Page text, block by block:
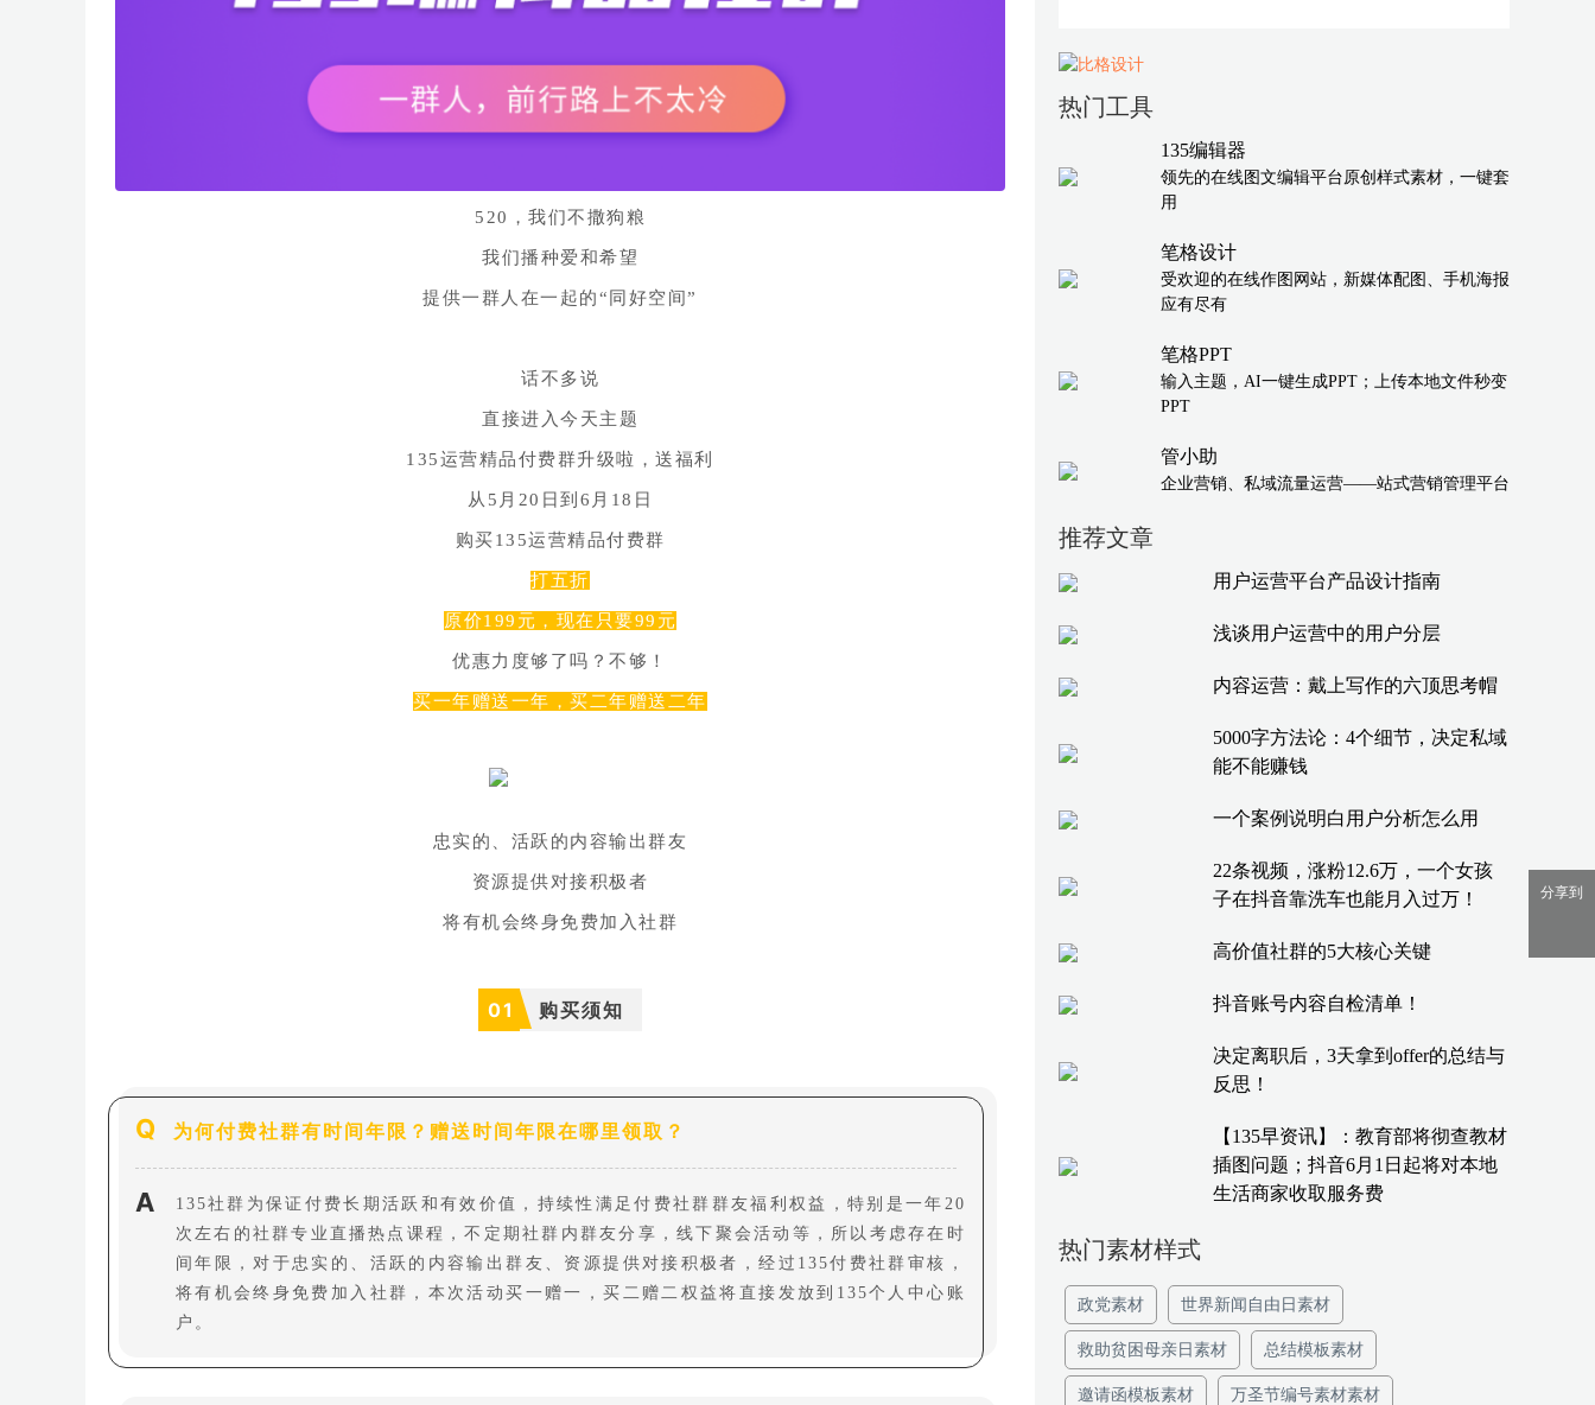
520，我们不撒狗粮
我们播种爱和希望
提供一群人在一起的“同好空间”
话不多说
直接进入今天主题
135运营精品付费群升级啦，送福利
从5月20日到6月18日
购买135运营精品付费群
打五折
原价199元，现在只要99元
优惠力度够了吗？不够！
买一年赠送一年，买二年赠送二年
忠实的、活跃的内容输出群友
资源提供对接积极者
将有机会终身免费加入社群
01 购买须知
Q 为何付费社群有时间年限？赠送时间年限在哪里领取？
A
135社群为保证付费长期活跃和有效价值，持续性满足付费社群群友福利权益，特别是一年20
次左右的社群专业直播热点课程，不定期社群内群友分享，线下聚会活动等，所以考虑存在时
间年限，对于忠实的、活跃的内容输出群友、资源提供对接积极者，经过135付费社群审核，
将有机会终身免费加入社群，本次活动买一赠一，买二赠二权益将直接发放到135个人中心账
户 。
热门工具
135编辑器
领先的在线图文编辑平台原创样式素材，一键套
用
笔格设计
受欢迎的在线作图网站，新媒体配图、手机海报
应有尽有
笔格PPT
输入主题，AI一键生成PPT；上传本地文件秒变
PPT
管小助
企业营销、私域流量运营——站式营销管理平台
推荐文章
用户运营平台产品设计指南
浅谈用户运营中的用户分层
内容运营：戴上写作的六顶思考帽
5000字方法论：4个细节，决定私域
能不能赚钱
一个案例说明白用户分析怎么用
22条视频，涨粉12.6万，一个女孩
子在抖音靠洗车也能月入过万！
高价值社群的5大核心关键
抖音账号内容自检清单！
决定离职后，3天拿到offer的总结与
反思！
【135早资讯】：教育部将彻查教材
插图问题；抖音6月1日起将对本地
生活商家收取服务费
热门素材样式
政党素材 世界新闻自由日素材
救助贫困母亲日素材 总结模板素材
邀请函模板素材 万圣节编号素材素材
分享到